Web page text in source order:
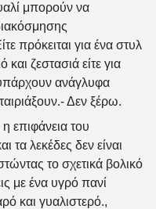
μπορούν να
πρόκειται για ένα στυλ
ζεστασιά είτε για
ανάγλυφα
- Δεν ξέρω.
επιφάνεια του
τα λεκέδες δεν είναι
το σχετικά βολικό
με ένα υγρό πανί
και γυαλιστερό.,